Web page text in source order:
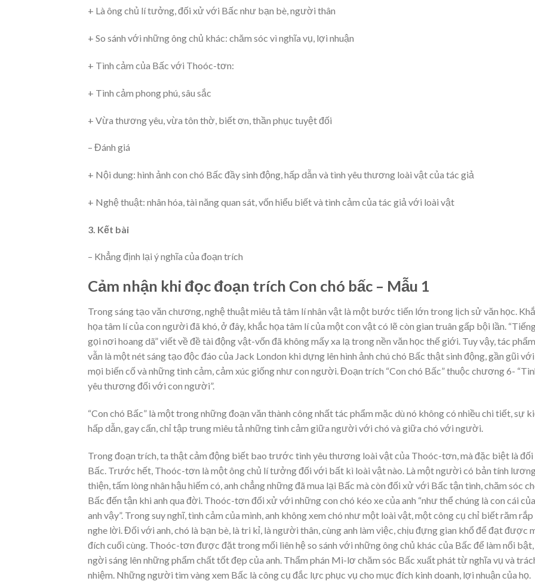
+ Là ông chủ lí tưởng, đối xử với Bấc như bạn bè, người thân
+ So sánh với những ông chủ khác: chăm sóc vì nghĩa vụ, lợi nhuận
+ Tình cảm của Bấc với Thoóc-tơn:
+ Tình cảm phong phú, sâu sắc
+ Vừa thương yêu, vừa tôn thờ, biết ơn, thần phục tuyệt đối
– Đánh giá
+ Nội dung: hình ảnh con chó Bấc đầy sinh động, hấp dẫn và tình yêu thương loài vật của tác giả
+ Nghệ thuật: nhân hóa, tài năng quan sát, vốn hiểu biết và tình cảm của tác giả với loài vật
3. Kết bài
– Khẳng định lại ý nghĩa của đoạn trích
Cảm nhận khi đọc đoạn trích Con chó bấc – Mẫu 1
Trong sáng tạo văn chương, nghệ thuật miêu tả tâm lí nhân vật là một bước tiến lớn trong lịch sử văn học.
họa tâm lí của con người đã khó, ở đây, khắc họa tâm lí của một con vật có lẽ còn gian truân gấp bội lần.
gọi nơi hoang dã” viết về đề tài động vật-vốn đã không mấy xa lạ trong nền văn học thế giới. Tuy vậy, tác phẩm
vẫn là một nét sáng tạo độc đáo của Jack London khi dựng lên hình ảnh chú chó Bấc thật sinh động, gần gũi với
mọi biến cố và những tình cảm, cảm xúc giống như con người. Đoạn trích “Con chó Bấc” thuộc chương 6-
yêu thương đối với con người”.
“Con chó Bấc” là một trong những đoạn văn thành công nhất tác phẩm mặc dù nó không có nhiều chi tiết, sự
hấp dẫn, gay cấn, chỉ tập trung miêu tả những tình cảm giữa người với chó và giữa chó với người.
Trong đoạn trích, ta thật cảm động biết bao trước tình yêu thương loài vật của Thoóc-tơn, mà đặc biệt là
Bấc. Trước hết, Thoóc-tơn là một ông chủ lí tưởng đối với bất kì loài vật nào. Là một người có bản tính
thiện, tấm lòng nhân hậu hiếm có, anh chẳng những đã mua lại Bấc mà còn đối xử với Bấc tận tình, chăm sóc
Bấc đến tận khi anh qua đời. Thoóc-tơn đối xử với những con chó kéo xe của anh “như thể chúng là con cái của
anh vậy”. Trong suy nghĩ, tình cảm của mình, anh không xem chó như một loài vật, một công cụ chỉ biết răm rắp
nghe lời. Đối với anh, chó là bạn bè, là tri kỉ, là người thân, cùng anh làm việc, chịu đựng gian khổ để đạt được
đích cuối cùng. Thoóc-tơn được đặt trong mối liên hệ so sánh với những ông chủ khác của Bấc để làm nổi bật,
ngời sáng lên những phẩm chất tốt đẹp của anh. Thẩm phán Mi-lơ chăm sóc Bấc xuất phát từ nghĩa vụ và
nhiệm. Những người tìm vàng xem Bấc là công cụ đắc lực phục vụ cho mục đích kinh doanh, lợi nhuận của họ.